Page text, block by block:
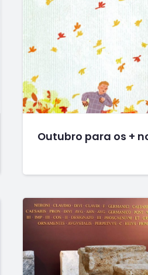
Outubro para os +